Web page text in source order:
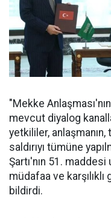
"Mekke
mevcut diyalog
yetkililer,
saldırıyı tümüne
Şartı'nın 51.
müdafaa ve
bildirdi.